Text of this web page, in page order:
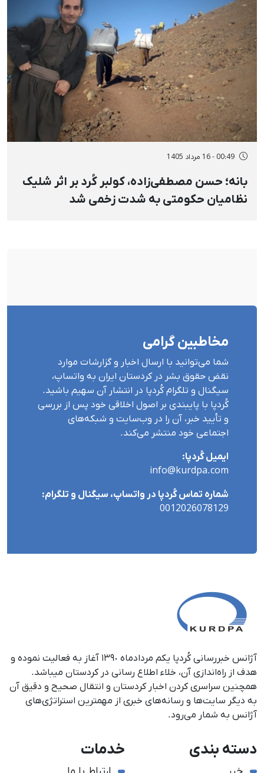
00:49 - 16 مرداد 1405
بانه؛ حسن مصطفی‌زاده، کولبر کُرد بر اثر شلیک
نظامیان حکومتی به شدت زخمی شد
مخاطبین گرامی
شما می‌توانید با ارسال اخبار و گزارشات موارد
نقض حقوق بشر در کردستان ایران بە واتساپ،
سیگنال و تلگرام کُردپا در انتشار آن سهیم باشید.
کُردپا با پایبندی بر اصول اخلاقی خود پس از بررسی
و تأیید خبر، آن را در وب‌سایت و شبکه‌های
اجتماعی خود منتشر می‌کند.
ایمیل کُردپا:
info@kurdpa.com
شماره تماس کُردپا در واتساپ، سیگنال و تلگرام:
0012026078129
آژانس خبررسانی کُردپا یکم مردادماه ١٣٩٠ آغاز به فعالیت نموده و
هدف از راه‌اندازی آن، خلاء اطلاع رسانی در کردستان می‎باشد.
همچنین سراسری کردن اخبار کردستان و انتقال صحیح و دقیق آن
به دیگر سایت‌ها و رسانه‌های خبری از مهمترین استراتژی‌های
آژانس به شمار می‌رود.
دسته بندی خدمات